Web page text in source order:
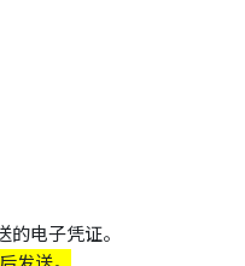
电子凭证。